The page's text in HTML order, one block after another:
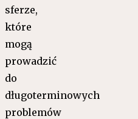
sferze,
które
mogą
prowadzić
do
długoterminowych
problemów